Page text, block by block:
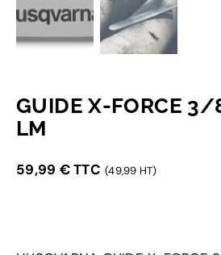
GUIDE X-FORCE 3/
LM
59,99 €TTC (49,99 HT)